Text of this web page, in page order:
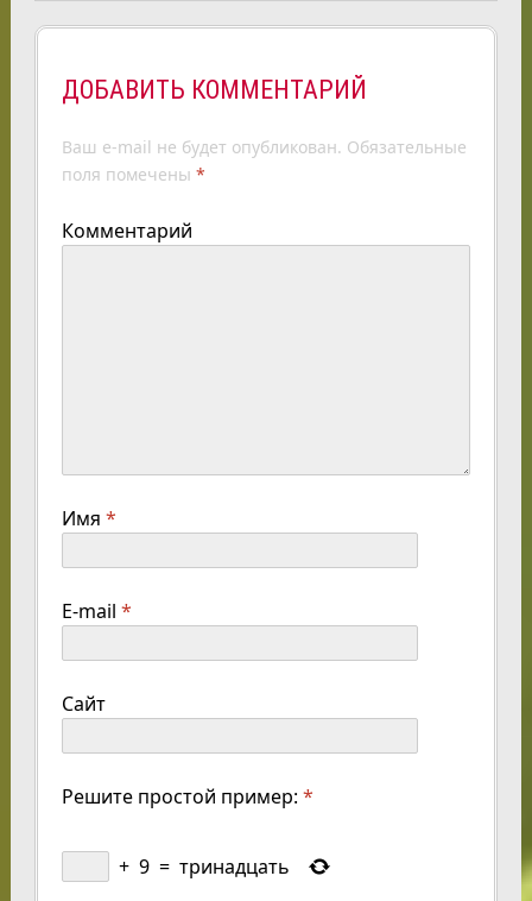
ДОБАВИТЬ КОММЕНТАРИЙ
Ваш e-mail не будет опубликован. Обязательные
поля помечены *
Комментарий
Имя *
E-mail *
Сайт
Решите простой пример: *
+ 9 = тринадцать